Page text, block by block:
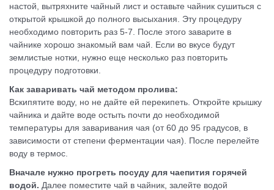
настой, вытряхните чайный лист и оставьте чайник сушиться с
открытой крышкой до полного высыхания. Эту процедуру
необходимо повторить раз 5-7. После этого заварите в
чайнике хорошо знакомый вам чай. Если во вкусе будут
землистые нотки, нужно еще несколько раз повторить
процедуру подготовки.
Как заваривать чай методом пролива:
Вскипятите воду, но не дайте ей перекипеть. Откройте крышку
чайника и дайте воде остыть почти до необходимой
температуры для заваривания чая (от 60 до 95 градусов, в
зависимости от степени ферментации чая). После перелейте
воду в термос.
Вначале нужно прогреть посуду для чаепития горячей
водой. Далее поместите чай в чайник, залейте водой